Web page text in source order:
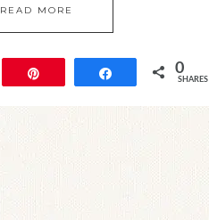
READ MORE
Share 0
SHARES